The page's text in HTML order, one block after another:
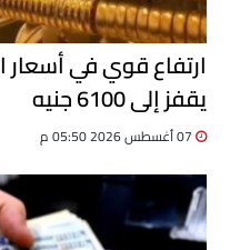
يقفز إلى 6100 جنيه